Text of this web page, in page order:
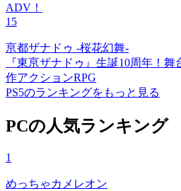
ADV！
15
亰都ザナドゥ -桜花幻舞-
『東亰ザナドゥ』生誕10周年！
作アクションRPG
PS5のランキングをもっと見る
PCの人気ランキング
1
めっちゃカメレオン